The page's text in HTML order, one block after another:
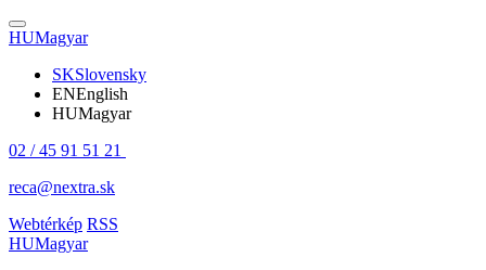
HUMagyar
SKSlovensky
ENEnglish
HUMagyar
02 / 45 91 51 21
reca@nextra.sk
Webtérkép RSS
HUMagyar